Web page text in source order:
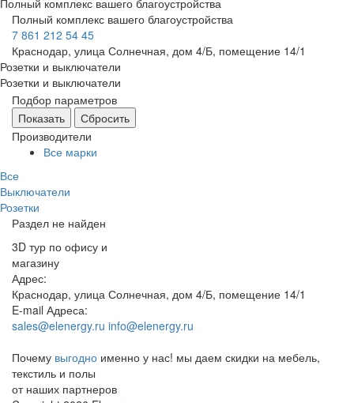
Полный комплекс вашего благоустройства
Полный комплекс вашего благоустройства
7 861 212 54 45
Краснодар, улица Солнечная, дом 4/Б, помещение 14/1
Розетки и выключатели
Розетки и выключатели
Подбор параметров
Производители
Все марки
Все
Выключатели
Розетки
Раздел не найден
3D тур по офису и
магазину
Адрес:
Краснодар, улица Солнечная, дом 4/Б, помещение 14/1
E-mail Адреса:
sales@elenergy.ru info@elenergy.ru
Почему выгодно именно у нас! мы даем скидки на мебель,
текстиль и полы
от наших партнеров